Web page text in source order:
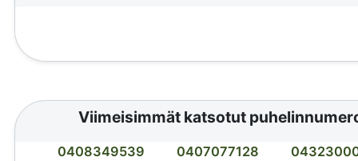
Viimeisimmät katsotut
0408349539 0407077128